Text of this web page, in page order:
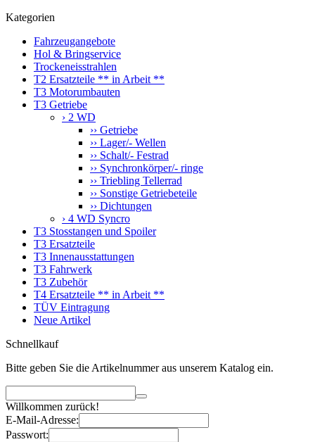
Kategorien
Fahrzeugangebote
Hol & Bringservice
Trockeneisstrahlen
T2 Ersatzteile ** in Arbeit **
T3 Motorumbauten
T3 Getriebe
› 2 WD
›› Getriebe
›› Lager/- Wellen
›› Schalt/- Festrad
›› Synchronkörper/- ringe
›› Triebling Tellerrad
›› Sonstige Getriebeteile
›› Dichtungen
› 4 WD Syncro
T3 Stosstangen und Spoiler
T3 Ersatzteile
T3 Innenausstattungen
T3 Fahrwerk
T3 Zubehör
T4 Ersatzteile ** in Arbeit **
TÜV Eintragung
Neue Artikel
Schnellkauf
Bitte geben Sie die Artikelnummer aus unserem Katalog ein.
Willkommen zurück!
E-Mail-Adresse:
Passwort: